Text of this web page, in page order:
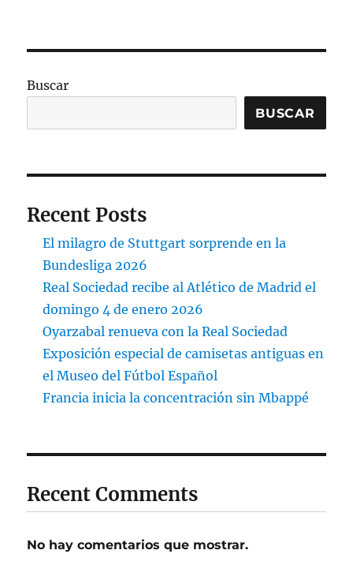
Buscar
BUSCAR
Recent Posts
El milagro de Stuttgart sorprende en la
Bundesliga 2026
Real Sociedad recibe al Atlético de Madrid el
domingo 4 de enero 2026
Oyarzabal renueva con la Real Sociedad
Exposición especial de camisetas antiguas en
el Museo del Fútbol Español
Francia inicia la concentración sin Mbappé
Recent Comments
No hay comentarios que mostrar.